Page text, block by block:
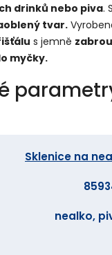
drinků nebo piva.
tvar.
s jemně
myčky.
Sklenice na
nealko,